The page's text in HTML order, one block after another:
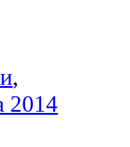
,
2014